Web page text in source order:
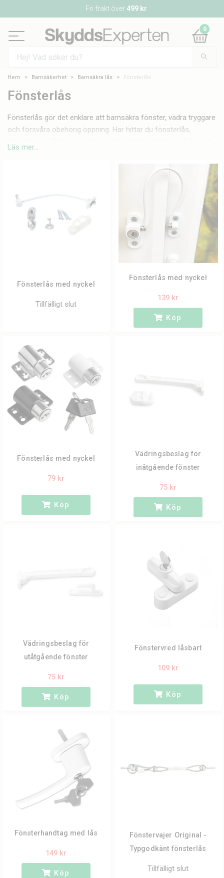
0
Hem Barnsäkerhet Barnsäkra lås Fönsterlås
Fönsterlås
Fönsterlås gör det enklare att barnsäkra fönster, vädra tryggare
och försvåra obehörig öppning. Här hittar du fönsterlås,
du vill begränsa hur mycket fönstret kan öppnas, låsa fönstret
helt eller skapa ett säkrare vädringsläge. Sortimentet passar
där fönster behöver extra säkerhet i vardagen.
Läs mer...
Fönsterlås med nyckel
Tillfälligt slut
Fönsterlås med nyckel
139 kr
Köp
Fönsterlås med nyckel
79 kr
Köp
Vädringsbeslag för
inåtgående fönster
75 kr
Köp
Vädringsbeslag för
utåtgående fönster
75 kr
Köp
Fönstervred låsbart
109 kr
Köp
Fönsterhandtag med lås
149 kr
Köp
Fönstervajer Original -
Typgodkänt fönsterlås
Tillfälligt slut